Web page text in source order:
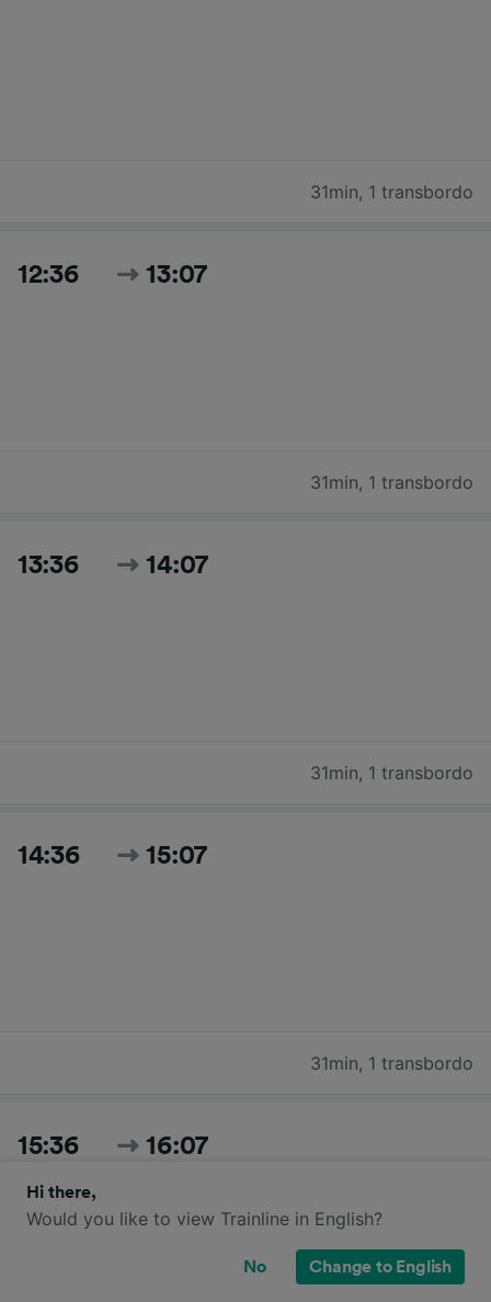
31min, 1 transbordo
12:36 13:07
31min, 1 transbordo
13:36 14:07
31min, 1 transbordo
14:36 15:07
31min, 1 transbordo
15:36 16:07
Hi there,
Would you like to view Trainline in English?
No Change to English